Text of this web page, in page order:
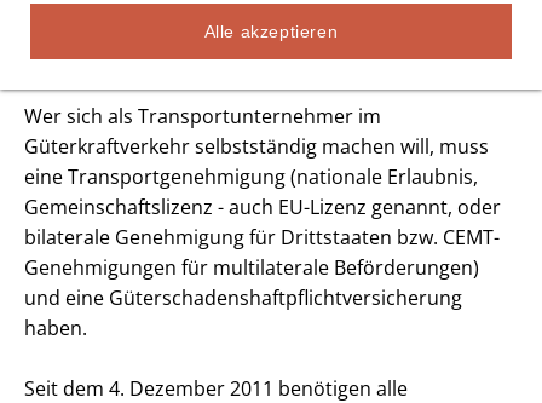
Alle akzeptieren
Verkehrsleiter Güterkraftverkehr
GESETZLICHE GRUNDLAGEN
Wer sich als Transportunternehmer im
Güterkraftverkehr selbstständig machen will, muss
eine Transportgenehmigung (nationale Erlaubnis,
Gemeinschaftslizenz - auch EU-Lizenz genannt, oder
bilaterale Genehmigung für Drittstaaten bzw. CEMT-
Genehmigungen für multilaterale Beförderungen)
und eine Güterschadenshaftpflichtversicherung
haben.
Seit dem 4. Dezember 2011 benötigen alle